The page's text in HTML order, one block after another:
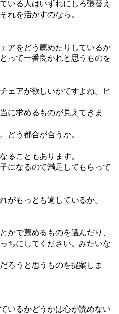
いる人はいずれにしろ張替え
れを活かすのなら。
アをどう薦めたりしているか
って一番良かれと思うものを
ェアが欲しいかですよね。ヒ
に求めるものが見えてきま
どう都合が合うか。
ることもあります。
になるので満足してもらって
がもっとも適しているか。
かで薦めるものを選んだり、
ちにしてください。みたいな
ろうと思うものを提案しま
いるかどうかは心が読めない